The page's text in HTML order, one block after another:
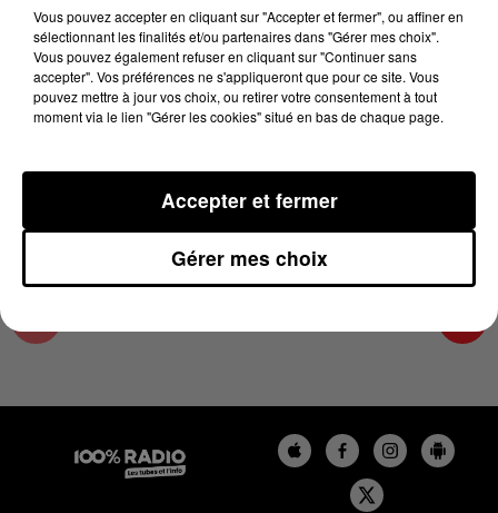
15 mars 2025 - 1 min 14 sec
L'AGENDA DU COMMINGES DU 15/03/2025 À
06H40
L'AGENDA DU COMMINGES
Vous pouvez accepter en cliquant sur "Accepter et fermer", ou affiner en
sélectionnant les finalités et/ou partenaires dans "Gérer mes choix".
Vous pouvez également refuser en cliquant sur "Continuer sans
accepter". Vos préférences ne s'appliqueront que pour ce site. Vous
pouvez mettre à jour vos choix, ou retirer votre consentement à tout
moment via le lien "Gérer les cookies" situé en bas de chaque page.
Gérer mes choix
Accepter et fermer